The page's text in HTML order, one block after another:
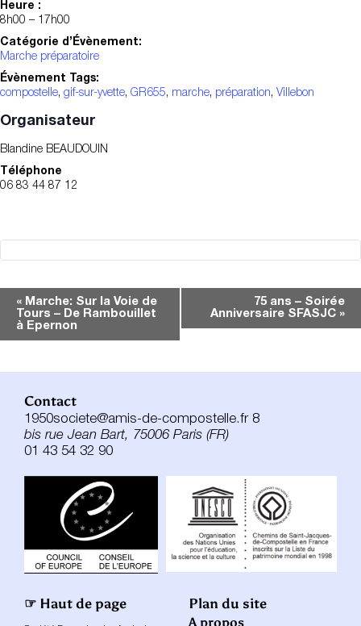
Heure :
8h00 – 17h00
Catégorie d’Évènement:
Marche préparatoire
Évènement Tags:
compostelle, gif-sur-yvette, GR655, marche, préparation, Villebon
Organisateur
Blandine BEAUDOUIN
Téléphone
06 83 44 87 12
Navigation
Évènement
« Marche: Sur la Voie de
Tours – De Rambouillet
à Epernon
75 ans – Soirée
Anniversaire SFASJC »
☞ Haut de page
Contact
1950societe@amis-de-compostelle.fr 8
bis rue Jean Bart, 75006 Paris (FR)
01 43 54 32 90
Plan du site
A propos